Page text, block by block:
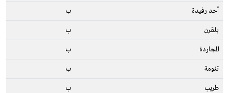
أحد رفيدة ب
بلقرن ب
المجاردة ب
تنومة ب
طريب ب